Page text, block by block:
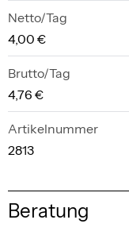
Netto/Tag
4,00 €
Brutto/Tag
4,76 €
Artikelnummer
2813
Beratung